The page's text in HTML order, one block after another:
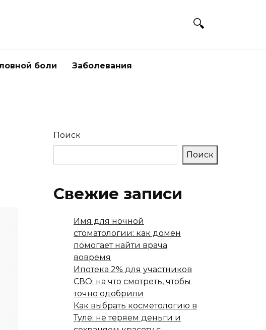
боли Заболевания
Поиск
Поиск
Свежие записи
Имя для ночной
стоматологии: как домен
помогает найти врача
вовремя
Ипотека 2% для участников
СВО: на что смотреть, чтобы
точно одобрили
Как выбрать косметологию в
Туле: не теряем деньги и